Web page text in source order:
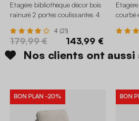
Etagère bibliothèque décor bois
rainuré 2 portes coulissantes 4
4 (21)
179,99 € 143,99 €
courbé
Nos clients ont aussi
BON PLAN -20% BON